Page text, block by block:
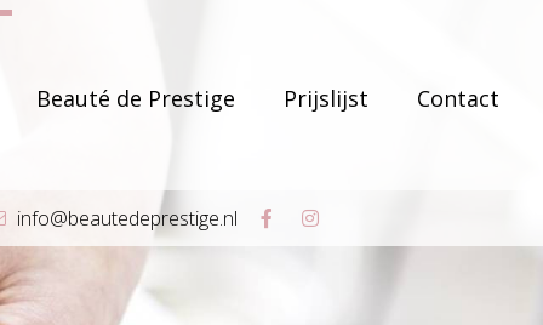
Beauté de Prestige Prijslijst Contact
info@beautedeprestige.nl